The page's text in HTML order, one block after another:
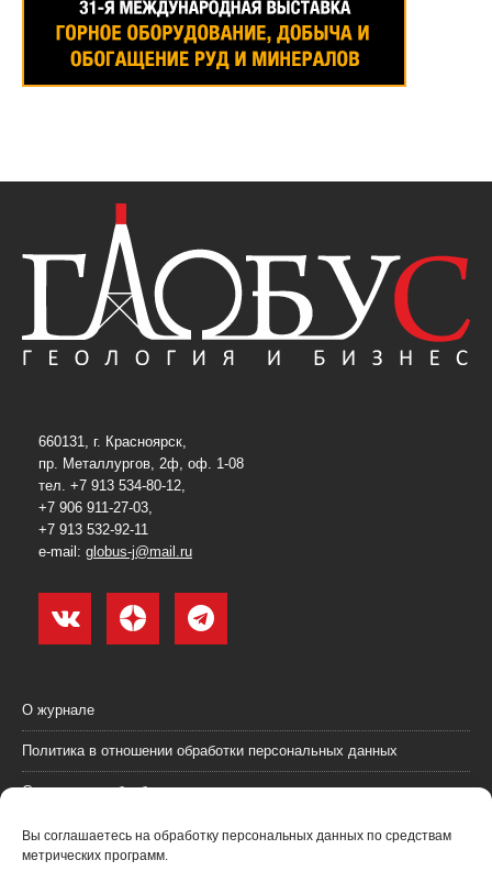
Вы соглашаетесь на обработку персональных данных по средствам
метрических программ.
660131, г. Красноярск,
пр. Металлургов, 2ф, оф. 1-08
тел. +7 913 534-80-12,
+7 906 911-27-03,
+7 913 532-92-11
e-mail: globus-j@mail.ru
О журнале
Политика в отношении обработки персональных данных
Согласие на обработку персональных данных
Пользовательское соглашение (оферта)